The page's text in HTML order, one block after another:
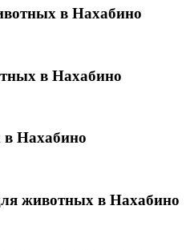
в Нахабино
в Нахабино
Нахабино
животных в Нахабино